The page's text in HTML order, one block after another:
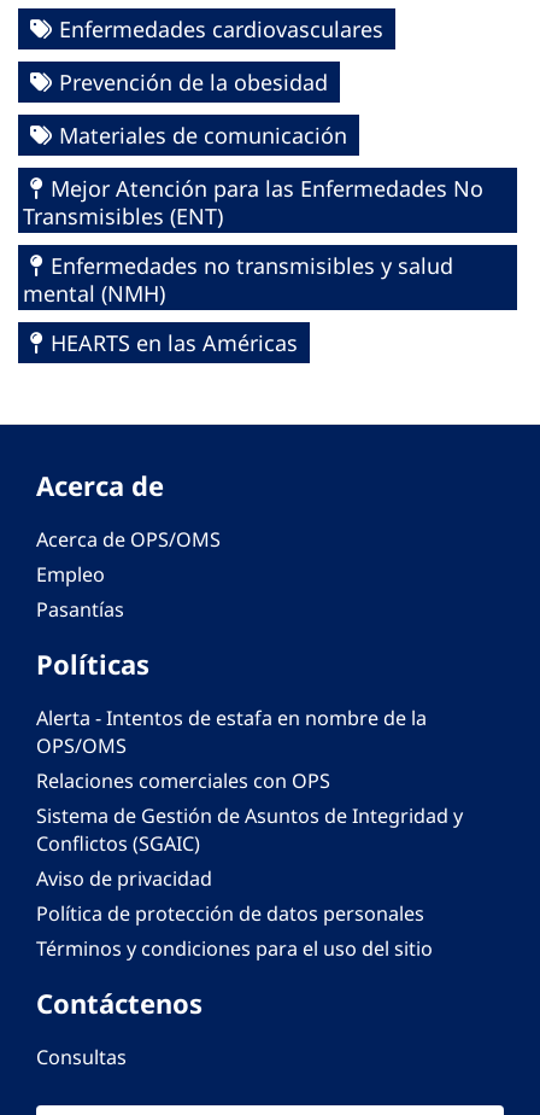
Enfermedades cardiovasculares
Prevención de la obesidad
Materiales de comunicación
Mejor Atención para las Enfermedades No
Transmisibles (ENT)
Enfermedades no transmisibles y salud
mental (NMH)
HEARTS en las Américas
Acerca de
Acerca de OPS/OMS
Empleo
Pasantías
Políticas
Alerta - Intentos de estafa en nombre de la
OPS/OMS
Relaciones comerciales con OPS
Sistema de Gestión de Asuntos de Integridad y
Conflictos (SGAIC)
Aviso de privacidad
Política de protección de datos personales
Términos y condiciones para el uso del sitio
Contáctenos
Consultas